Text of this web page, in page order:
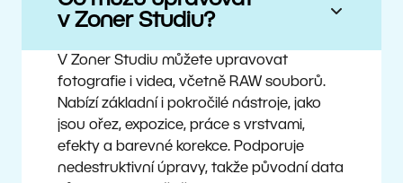
v Zoner Studiu?
V Zoner Studiu můžete upravovat
fotografie i videa, včetně RAW souborů.
Nabízí základní i pokročilé nástroje, jako
jsou ořez, expozice, práce s vrstvami,
efekty a barevné korekce. Podporuje
nedestruktivní úpravy, takže původní data